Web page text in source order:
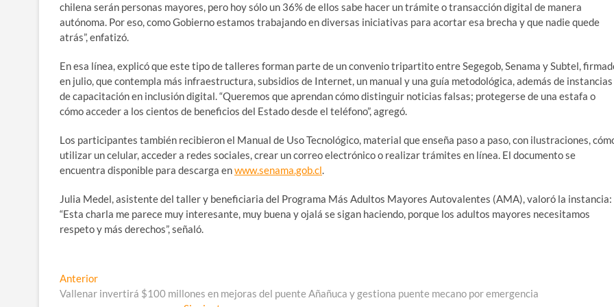
chilena serán personas mayores, pero hoy sólo un 36% de ellos sabe hacer un trámite o transacción digital de manera
autónoma. Por eso, como Gobierno estamos trabajando en diversas iniciativas para acortar esa brecha y que nadie quede
atrás”, enfatizó.
En esa línea, explicó que este tipo de talleres forman parte de un convenio tripartito entre Segegob, Senama y Subtel,
en julio, que contempla más infraestructura, subsidios de Internet, un manual y una guía metodológica, además de instancias
de capacitación en inclusión digital. “Queremos que aprendan cómo distinguir noticias falsas; protegerse de una estafa o
cómo acceder a los cientos de beneficios del Estado desde el teléfono”, agregó.
Los participantes también recibieron el Manual de Uso Tecnológico, material que enseña paso a paso, con ilustraciones,
utilizar un celular, acceder a redes sociales, crear un correo electrónico o realizar trámites en línea. El documento se
encuentra disponible para descarga enwww.senama.gob.cl.
Julia Medel, asistente del taller y beneficiaria del Programa Más Adultos Mayores Autovalentes (AMA), valoró la instancia:
“Esta charla me parece muy interesante, muy buena y ojalá se sigan haciendo, porque los adultos mayores necesitamos
respeto y más derechos”, señaló.
Navegación
AnteriorEntrada
anterior:
Vallenar invertirá $100 millones en mejoras del puente Añañuca y gestiona puente mecano por emergencia